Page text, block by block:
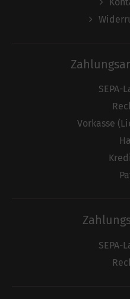
SEPA-
Vorkasse
SEPA-